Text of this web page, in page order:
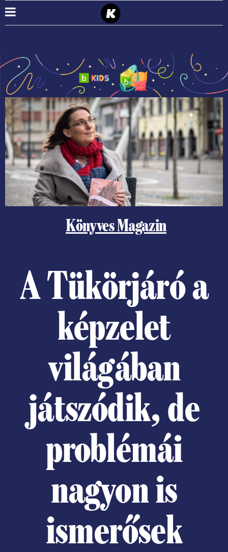
Könyves Magazin
A Tükörjáró a
képzelet
világában
játszódik, de
problémái
nagyon is
ismerősek